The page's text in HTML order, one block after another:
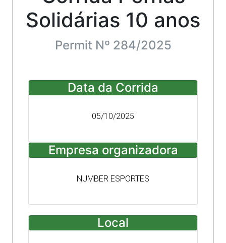
Solidárias 10 anos
Permit Nº 284/2025
Data da Corrida
05/10/2025
Empresa organizadora
NUMBER ESPORTES
Local